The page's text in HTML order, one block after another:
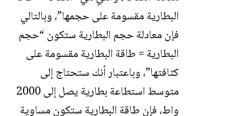
البطارية مقسومة على حجمها”، وبالتالي
فإن معادلة حجم البطارية ستكون “حجم
البطارية = طاقة البطارية مقسومة على
كثافتها”، وباعتبار أنك ستحتاج إلى
متوسط استطاعة بطارية يصل إلى 2000
واط، فإن طاقة البطارية ستكون مساوية